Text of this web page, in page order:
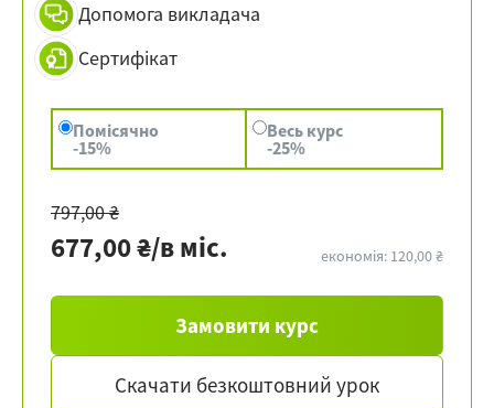
Допомога викладача
Сертифікат
Помісячно
-15%
Весь курс
-25%
797,00 ₴
677,00 ₴/в міс. економія: 120,00 ₴
Замовити курс
Скачати безкоштовний урок